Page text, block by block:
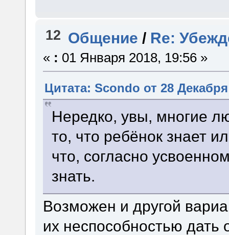
12 Общение / Re:
« : 01 Января 2018, 19:56 »
Цитата: Scondo от 28
Нередко, увы, многие
то, что ребёнок знает
что, согласно
знать.
Возможен и другой
их неспособностью дать